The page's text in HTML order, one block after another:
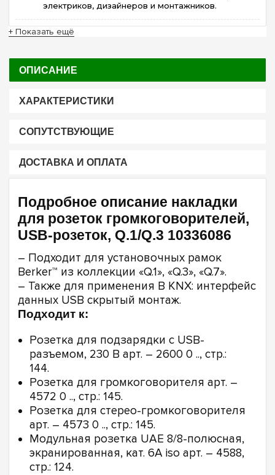
электриков, дизайнеров и монтажников.
+ Показать ещё
ОПИСАНИЕ
ХАРАКТЕРИСТИКИ
СОПУТСТВУЮЩИЕ
ДОСТАВКА И ОПЛАТА
Подробное описание накладки
для розеток громкоговорителей,
USB-розеток, Q.1/Q.3 10336086
– Подходит для установочных рамок
Berker™ из коллекции «Q.1», «Q.3», «Q.7».
– Также для применения B KNX: интерфейс
данных USB скрытый монтаж.
Подходит к:
Розетка для подзарядки с USB-
разъемом, 230 В арт. – 2600 0 .., стр.:
144.
Розетка для громкоговорителя арт. –
4572 0 .., стр.: 145.
Розетка для стерео-громкоговорителя
арт. – 4573 0 .., стр.: 145.
Модульная розетка UAE 8/8-полюсная,
экранированная, кат. 6A iso арт. – 4588,
стр.: 124.